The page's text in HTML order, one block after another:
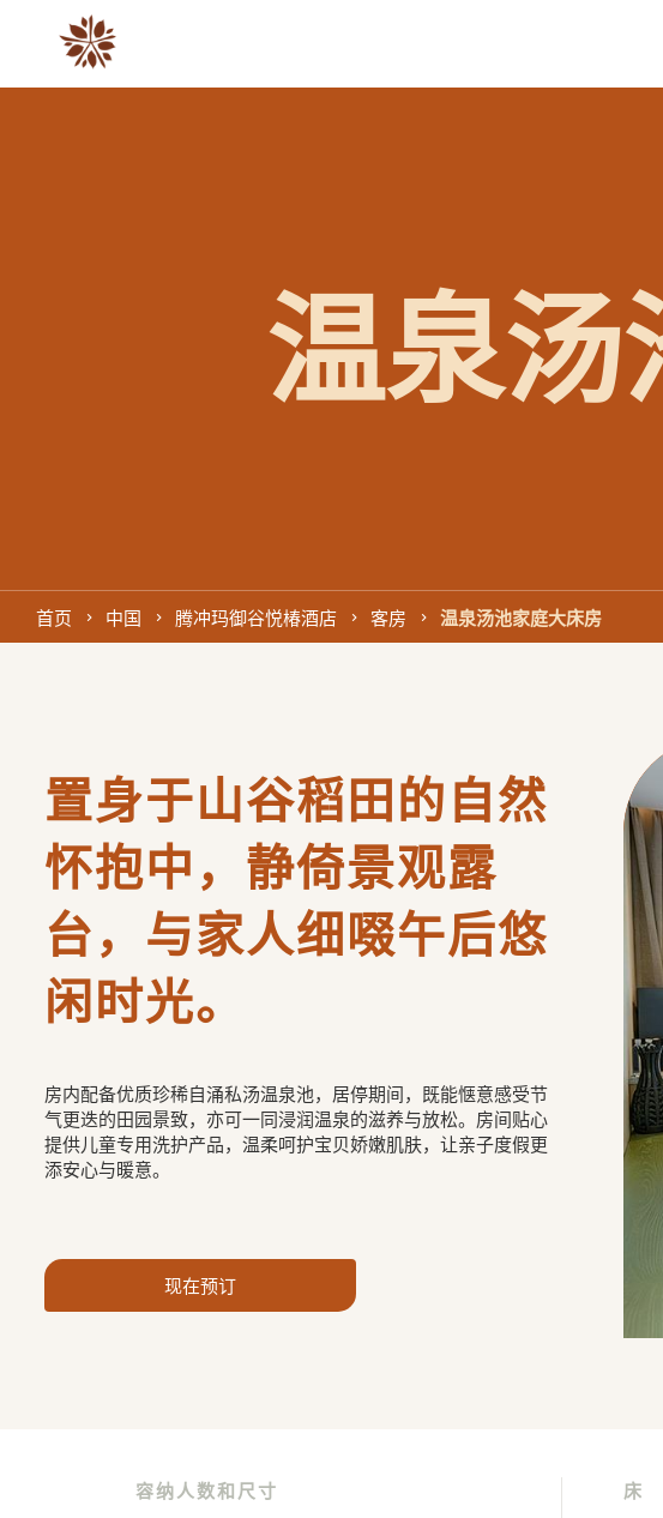
首页 中国 腾冲玛御谷悦椿酒店 客房 温泉汤池家庭大床房
置身于山谷稻田的自然
怀抱中，静倚景观露
台，与家人细啜午后悠
闲时光。
房内配备优质珍稀自涌私汤温泉池，居停期间，既能惬意感受节
气更迭的田园景致，亦可一同浸润温泉的滋养与放松。房间贴心
提供儿童专用洗护产品，温柔呵护宝贝娇嫩肌肤，让亲子度假更
添安心与暖意。
现在预订
容纳人数和尺寸 床